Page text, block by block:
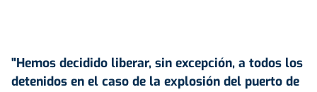
"Hemos decidido liberar, sin excepción, a todos los
detenidos en el caso de la explosión del puerto de